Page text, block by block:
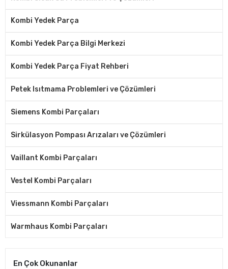
Kombi Yedek Parça
Kombi Yedek Parça Bilgi Merkezi
Kombi Yedek Parça Fiyat Rehberi
Petek Isıtmama Problemleri ve Çözümleri
Siemens Kombi Parçaları
Sirkülasyon Pompası Arızaları ve Çözümleri
Vaillant Kombi Parçaları
Vestel Kombi Parçaları
Viessmann Kombi Parçaları
Warmhaus Kombi Parçaları
En Çok Okunanlar